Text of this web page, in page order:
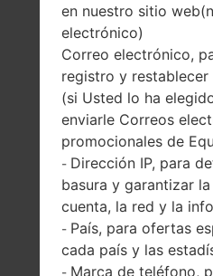
4.7 pulgadas
(~64% relación
pantalla-cuerpo)
540 x 960 píxeles
(~235 densidad de
píxeles por
pulgada)
en nuestro sitio
electrónico)
Correo electrónico,
registro y restablecer
(si Usted lo ha
enviarle Correos
promocionales de
- Dirección IP, para
basura y garantizar
cuenta, la red y la
- País, para ofertas
cada país y las
- Marca de teléfono,